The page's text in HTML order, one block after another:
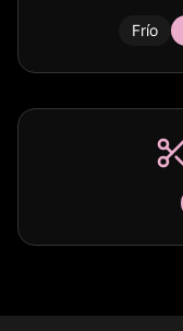
Frío